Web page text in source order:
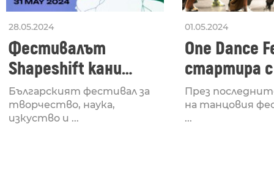
28.05.2024
Фестивалът
Shapeshift кани
Fabrizio Mammarella
за откриването си
Българският фестивал за
творчество, наука,
изкуство и ...
01.05.2024
One Dance
стартира
Lucid,
рейв
През
на танцовия
...